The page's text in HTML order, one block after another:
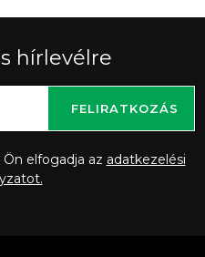
hírlevélre
elfogadja az adatkezelési
FELIRATKOZÁS